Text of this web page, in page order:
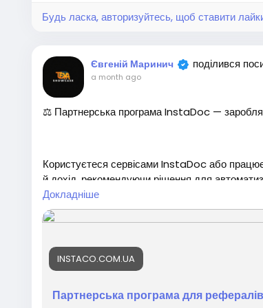
Будь ласка, авторизуйтесь, щоб ставити
Євгеній Маринич поділився
a month ago
⚖️ Партнерська програма InstaDoc —
Користуєтеся сервісами InstaDoc або
й дохід, рекомендуючи рішення для
ступна через платформу Instaco.
💼 Що потрібно зробити?
🔹 Отримати персональне партнерське
🔹 Ділитися ним із клієнтами, партнерами
Докладніше
INSTACO.COM.UA
Партнерська програма для